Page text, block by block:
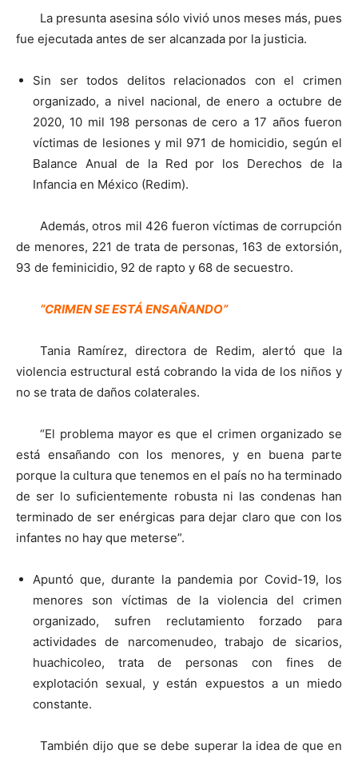
La presunta asesina sólo vivió unos meses más, pues
fue ejecutada antes de ser alcanzada por la justicia.
Sin ser todos delitos relacionados con el crimen
organizado, a nivel nacional, de enero a octubre de
2020, 10 mil 198 personas de cero a 17 años fueron
víctimas de lesiones y mil 971 de homicidio, según el
Balance Anual de la Red por los Derechos de la
Infancia en México (Redim).
Además, otros mil 426 fueron víctimas de corrupción
de menores, 221 de trata de personas, 163 de extorsión,
93 de feminicidio, 92 de rapto y 68 de secuestro.
“CRIMEN SE ESTÁ ENSAÑANDO”
Tania Ramírez, directora de Redim, alertó que la
violencia estructural está cobrando la vida de los niños y
no se trata de daños colaterales.
“El problema mayor es que el crimen organizado se
está ensañando con los menores, y en buena parte
porque la cultura que tenemos en el país no ha terminado
de ser lo suficientemente robusta ni las condenas han
terminado de ser enérgicas para dejar claro que con los
infantes no hay que meterse”.
Apuntó que, durante la pandemia por Covid-19, los
menores son víctimas de la violencia del crimen
organizado, sufren reclutamiento forzado para
actividades de narcomenudeo, trabajo de sicarios,
huachicoleo, trata de personas con fines de
explotación sexual, y están expuestos a un miedo
constante.
También dijo que se debe superar la idea de que en